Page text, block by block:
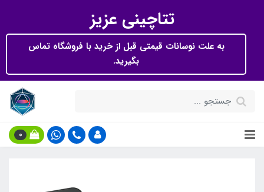
تتاچینی عزیز
به علت نوسانات قیمتی قبل از خرید با فروشگاه تماس
بگیرید.
0